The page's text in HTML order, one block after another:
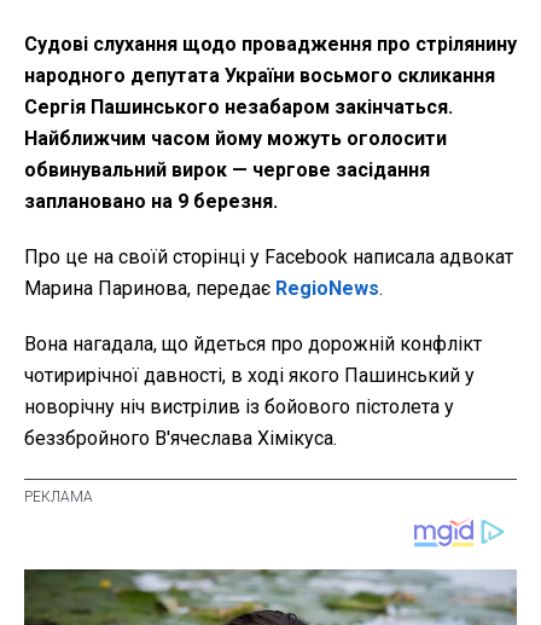
Судові слухання щодо провадження про стрілянину
народного депутата України восьмого скликання
Сергія Пашинського незабаром закінчаться.
Найближчим часом йому можуть оголосити
обвинувальний вирок — чергове засідання
заплановано на 9 березня.
Про це на своїй сторінці у Facebook написала адвокат
Марина Паринова, передає RegioNews.
Вона нагадала, що йдеться про дорожній конфлікт
чотирирічної давності, в ході якого Пашинський у
новорічну ніч вистрілив із бойового пістолета у
беззбройного В'ячеслава Хімікуса.